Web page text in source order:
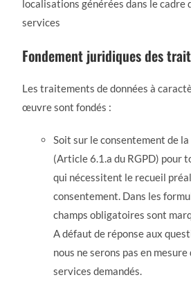
localisations générées dans le cadre
services
Fondement juridiques des
Les traitements de données à
œuvre sont fondés :
Soit sur le consentement de
(Article 6.1.a du RGPD) pour
qui nécessitent le recueil
consentement. Dans les
champs obligatoires sont
A défaut de réponse aux
nous ne serons pas en
services demandés.